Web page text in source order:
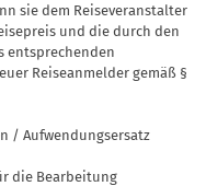
sie dem Reiseveranstalter
und die durch den
entspre­chenden
Reiseanmelder gemäß §
/ Aufwendungsersatz
die Bearbeitung